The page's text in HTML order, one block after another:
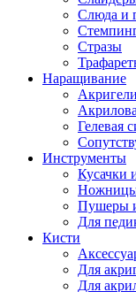
Слюда и
Стразы
Наращивание
Акригели
Гелевая
Инструменты
Кусачки
Пушеры
Для
Кисти
Для
Для